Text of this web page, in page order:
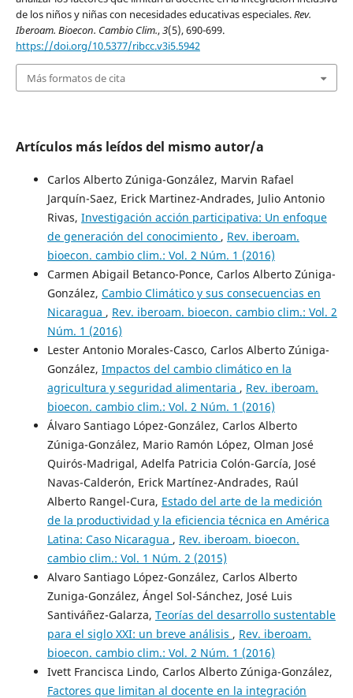
de los niños y niñas con necesidades educativas especiales.Rev.
Iberoam. Bioecon. Cambio Clim.,3(5), 690-699.
https://doi.org/10.5377/ribcc.v3i5.5942
Más formatos de cita
Artículos más leídos del mismo autor/a
Carlos Alberto Zúniga-González, Marvin Rafael
Jarquín-Saez, Erick Martinez-Andrades, Julio Antonio
Rivas, Investigación acción participativa: Un enfoque
de generación del conocimiento , Rev. iberoam.
bioecon. cambio clim.: Vol. 2 Núm. 1 (2016)
Carmen Abigail Betanco-Ponce, Carlos Alberto Zúniga-
González, Cambio Climático y sus consecuencias en
Nicaragua , Rev. iberoam. bioecon. cambio clim.: Vol. 2
Núm. 1 (2016)
Lester Antonio Morales-Casco, Carlos Alberto Zúniga-
González, Impactos del cambio climático en la
agricultura y seguridad alimentaria , Rev. iberoam.
bioecon. cambio clim.: Vol. 2 Núm. 1 (2016)
Álvaro Santiago López-González, Carlos Alberto
Zúniga-González, Mario Ramón López, Olman José
Quirós-Madrigal, Adelfa Patricia Colón-García, José
Navas-Calderón, Erick Martínez-Andrades, Raúl
Alberto Rangel-Cura, Estado del arte de la medición
de la productividad y la eficiencia técnica en América
Latina: Caso Nicaragua , Rev. iberoam. bioecon.
cambio clim.: Vol. 1 Núm. 2 (2015)
Alvaro Santiago López-González, Carlos Alberto
Zuniga-González, Ángel Sol-Sánchez, José Luis
Santiváñez-Galarza, Teorías del desarrollo sustentable
para el siglo XXI: un breve análisis , Rev. iberoam.
bioecon. cambio clim.: Vol. 2 Núm. 1 (2016)
Ivett Francisca Lindo, Carlos Alberto Zúniga-González,
Factores que limitan al docente en la integración